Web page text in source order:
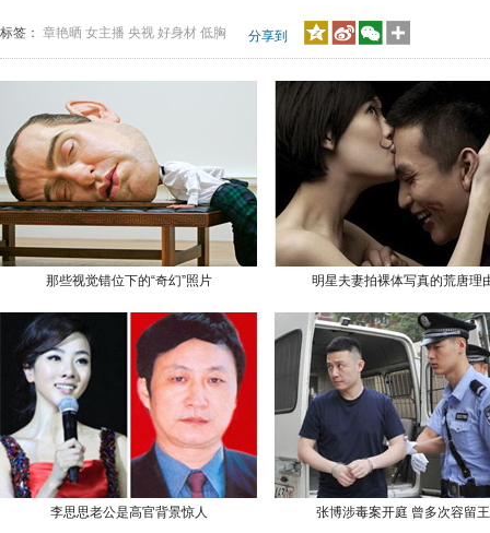
标签： 章艳晒 女主播 央视 好身材 低胸 分享到
那些视觉错位下的“奇幻”照片
李思思老公是高官背景惊人
明星夫妻拍裸体写真的荒唐理
张博涉毒案开庭 曾多次容留王